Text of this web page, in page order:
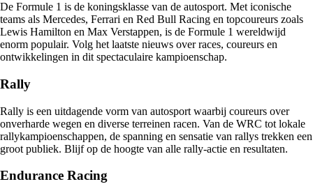
De Formule 1 is de koningsklasse van de autosport. Met iconische
teams als Mercedes, Ferrari en Red Bull Racing en topcoureurs zoals
Lewis Hamilton en Max Verstappen, is de Formule 1 wereldwijd
enorm populair. Volg het laatste nieuws over races, coureurs en
ontwikkelingen in dit spectaculaire kampioenschap.
Rally
Rally is een uitdagende vorm van autosport waarbij coureurs over
onverharde wegen en diverse terreinen racen. Van de WRC tot lokale
rallykampioenschappen, de spanning en sensatie van rallys trekken een
groot publiek. Blijf op de hoogte van alle rally-actie en resultaten.
Endurance Racing